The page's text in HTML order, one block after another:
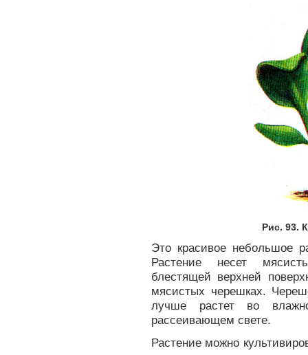
Рис. 93.
Это красивое небольшое
Растение несет
блестящей верхней
мясистых черешках.
лучше растет во
рассеивающем свете.
Растение можно